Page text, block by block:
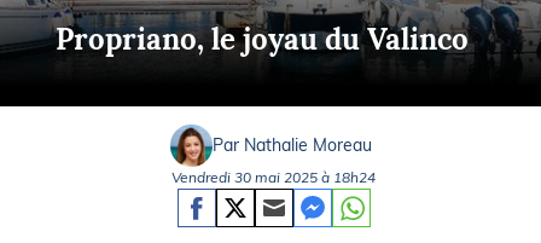
Propriano, le joyau du Valinco
Par Nathalie Moreau
Vendredi 30 mai 2025 à 18h24